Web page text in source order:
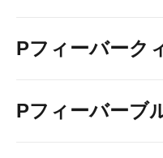
Pフィーバーク
Pフィーバーブ